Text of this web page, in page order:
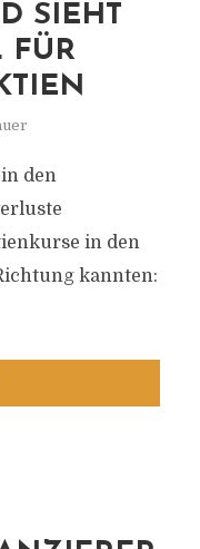
SIEHT
FÜR
den
in den
kannten: